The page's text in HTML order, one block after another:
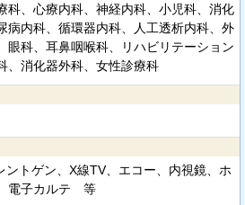
科、心療内科、神経内科、小児科、消化
病内科、循環器内科、人工透析内科、外
眼科、耳鼻咽喉科、リハビリテーション
、消化器外科、女性診療科
トゲン、X線TV、エコー、内視鏡、ホ
電子カルテ 等